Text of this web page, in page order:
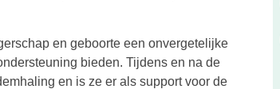
en geboorte een onvergetelijke
bieden. Tijdens en na de
en is ze er als support voor de